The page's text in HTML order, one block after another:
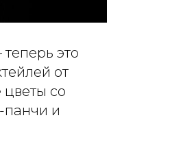
это
от
цветы со
и